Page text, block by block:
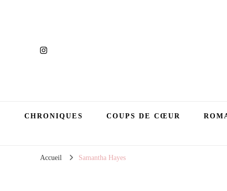
CHRONIQUES COUPS DE CŒUR
Accueil Samantha Hayes